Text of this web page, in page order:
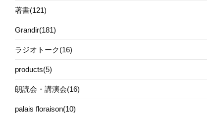
著書(121)
Grandir(181)
ラジオトーク(16)
products(5)
朗読会・講演会(16)
palais floraison(10)